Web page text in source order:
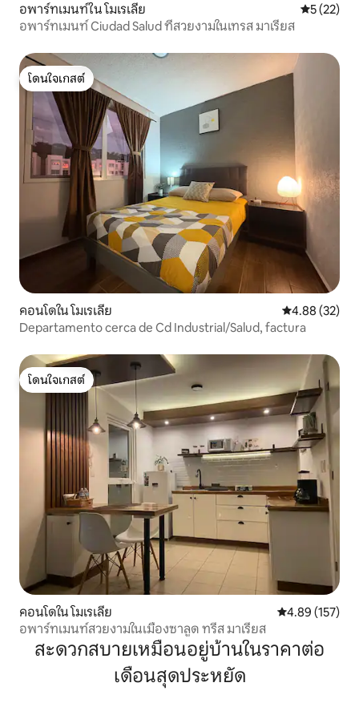
อพาร์ทเมนท์ใน โมเรเลีย คะแนนเฉลี่
5 (22)
อพาร์ทเมนท์ Ciudad Salud ที่สวยงามในเทรส มาเรียส
โดนใจเกสต์
โดนใจเกสต์
คอนโดใน โมเรเลีย คะแนนเฉลี่ย
4.88 (32)
Departamento cerca de Cd Industrial/Salud, factura
โดนใจเกสต์
โดนใจเกสต์
คอนโดใน โมเรเลีย คะแนนเฉลี่ย
4.89 (157)
อพาร์ทเมนท์สวยงามในเมืองซาลูด ทรีส มาเรียส
สะดวกสบายเหมือนอยู่บ้านในราคาต่อ
เดือนสุดประหยัด